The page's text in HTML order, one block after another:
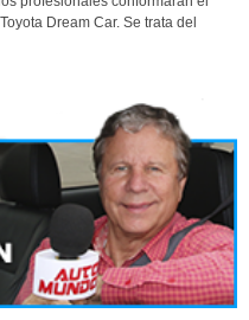
Dream Car. Se trata del